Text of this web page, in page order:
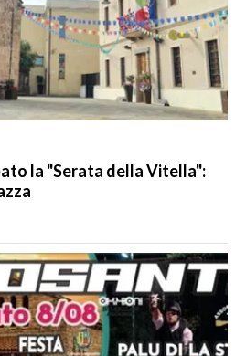
la "Serata della Vitella":